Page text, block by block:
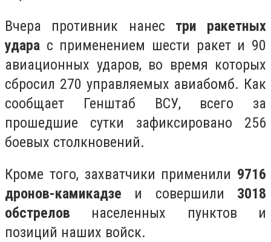
Вчера противник нанес три ракетных
удара с применением шести ракет и 90
авиационных ударов, во время которых
сбросил 270 управляемых авиабомб. Как
сообщает Генштаб ВСУ, всего за
прошедшие сутки зафиксировано 256
боевых столкновений.
Кроме того, захватчики применили 9716
дронов-камикадзе и совершили 3018
обстрелов населенных пунктов и
позиций наших войск.